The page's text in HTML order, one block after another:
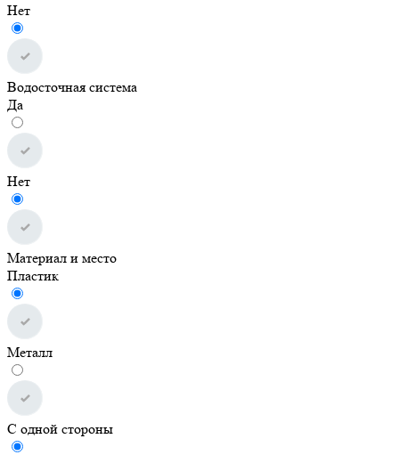
Нет
Водосточная система
Да
Нет
Материал и место
Пластик
Металл
С одной стороны